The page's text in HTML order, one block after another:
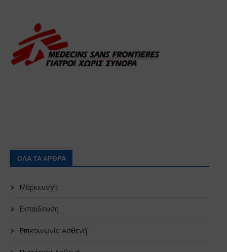
ΟΛΑ ΤΑ ΑΡΘΡΑ
Μάρκετινγκ
Εκπαίδευση
Επικοινωνία Ασθενή